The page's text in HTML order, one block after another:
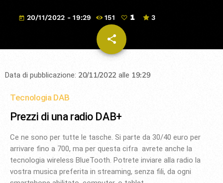
today 20/11/2022 - 19:29 151 1 3
share
email
Data di pubblicazione: 20/11/2022 alle 19:29
Tecnologia DAB
Prezzi di una radio DAB+
Ce ne sono per tutte le tasche. Si parte da 30/40 euro per
arrivare fino a 700, ma per questa cifra avrete anche la
tecnologia wireless BlueTooth. Potrete inviare alla radio la
vostra musica preferita in streaming, senza fili, da ogni